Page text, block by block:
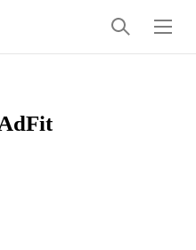
검
색
메
뉴